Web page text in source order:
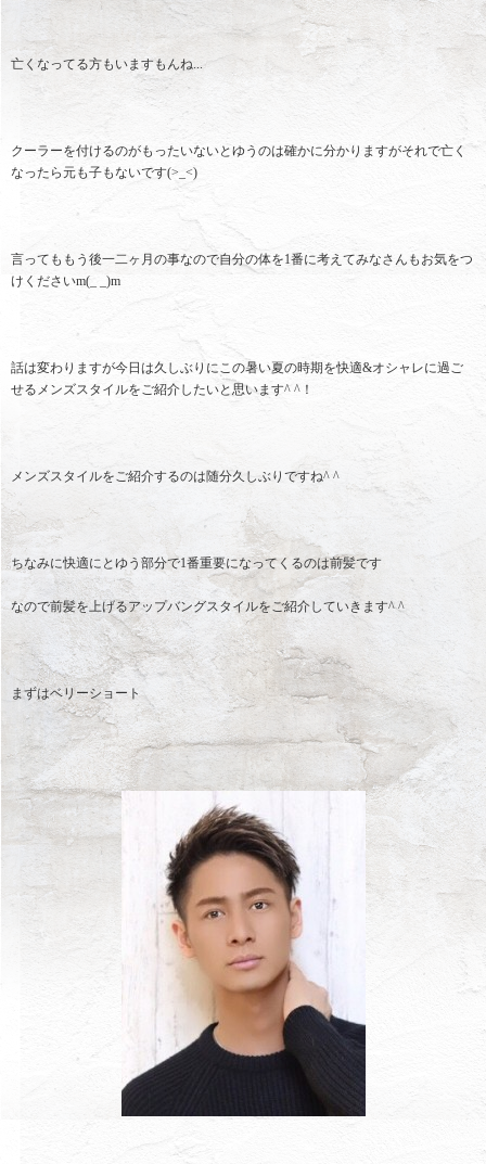
亡くなってる方もいますもんね...
クーラーを付けるのがもったいないとゆうのは確かに分かりますがそれで亡く
なったら元も子もないです(>_<)
言ってももう後一二ヶ月の事なので自分の体を1番に考えてみなさんもお気をつ
けくださいm(_ _)m
話は変わりますが今日は久しぶりにこの暑い夏の時期を快適&オシャレに過ご
せるメンズスタイルをご紹介したいと思います^ ^！
メンズスタイルをご紹介するのは随分久しぶりですね^ ^
ちなみに快適にとゆう部分で1番重要になってくるのは前髪です
なので前髪を上げるアップバングスタイルをご紹介していきます^ ^
まずはベリーショート